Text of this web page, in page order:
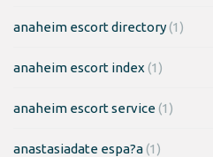
anaheim escort directory(1)
anaheim escort index (1)
anaheim escort service(1)
anastasiadate espa?a(1)